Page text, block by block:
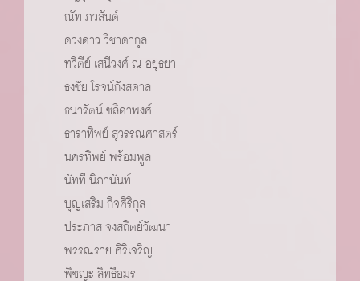
ณัท ภวสันต์
ดวงดาว วิชาดากุล
ทวิตีย์ เสนีวงศ์ ณ อยุธยา
ธงชัย โรจน์กังสดาล
ธนารัตน์ ชลิดาพงศ์
ธาราทิพย์ สุวรรณศาสตร์
นครทิพย์ พร้อมพูล
นัทที นิภานันท์
บุญเสริม กิจศิริกุล
ประภาส จงสถิตย์วัฒนา
พรรณราย ศิริเจริญ
พิชญะ สิทธีอมร